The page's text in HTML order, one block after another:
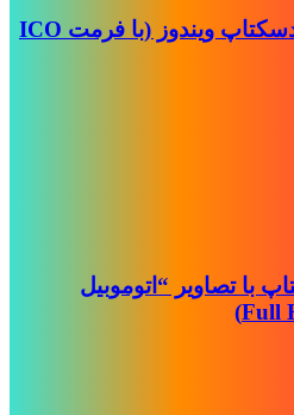
بسته آیکون‌های حرفه‌ای دسکتاپ ویندوز (با فرمت ICO
تصاویر “اتوموبیل